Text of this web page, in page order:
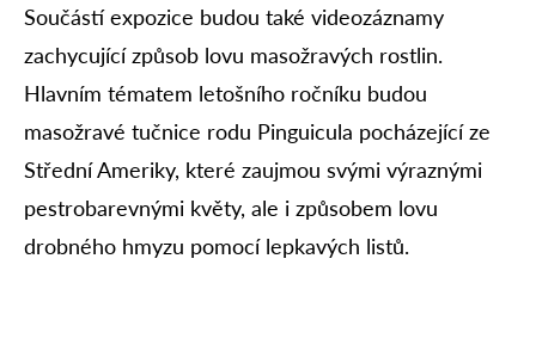
Součástí expozice budou také videozáznamy
zachycující způsob lovu masožravých rostlin.
Hlavním tématem letošního ročníku budou
masožravé tučnice rodu Pinguicula pocházející ze
Střední Ameriky, které zaujmou svými výraznými
pestrobarevnými květy, ale i způsobem lovu
drobného hmyzu pomocí lepkavých listů.